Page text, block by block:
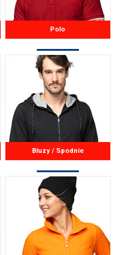
Polo
Bluzy / Spodnie